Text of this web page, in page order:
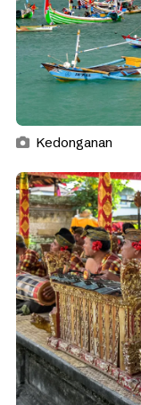
Kedonganan